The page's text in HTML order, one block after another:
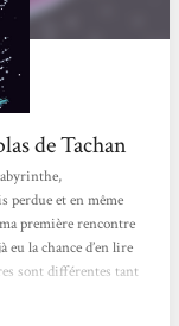
de Tachan
perdue et en même
première rencontre
eu la chance d’en lire
sont différentes tant
Cela...